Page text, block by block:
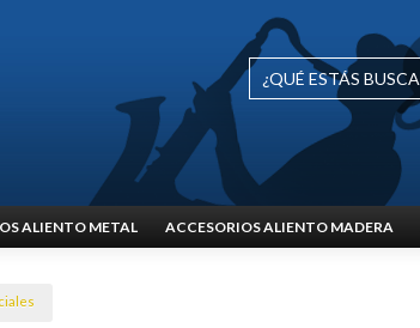
ALIENTO METAL ACCESORIOS ALIENTO MADERA